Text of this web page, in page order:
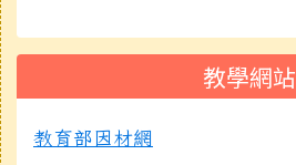
教學網站
教育部因材網